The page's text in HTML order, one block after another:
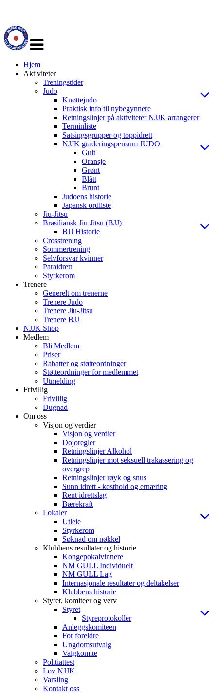
navigasjon
Hjem
Aktiviteter
Treningstider
Judo
Knøttejudo
Praktisk info til nybegynnere
Retningslinjer på aktiviteter NJJK arrangerer
Terminliste
Satsingsgrupper og toppidrett
NJJK graderingspensum JUDO
Gult
Oransje
Grønt
Blått
Brunt
Judoens historie
Japansk ordliste
Jiu-Jitsu
Brasiliansk Jiu-Jitsu (BJJ)
BJJ Historie
Crosstrening
Sommertrening
Selvforsvar kvinner
Paraidrett
Styrkerom
Trenere
Generelt om trenerne
Trenere Judo
Trenere Jiu-Jitsu
Trenere BJJ
NJJK Shop
Medlem
Bli Medlem
Priser
Rabatter og støtteordninger
Støtteordninger for medlemmet
Utmelding
Frivillig
Frivillig
Dugnad
Om oss
Visjon og verdier
Visjon og verdier
Dojoregler
Retningslinjer Alkohol
Retningslinjer mot seksuell trakassering og
overgrep
Retningslinjer røyk og snus
Sunn idrett - kosthold og ernæring
Rent idrettslag
Bærekraft
Lokaler
Utleie
Styrkerom
Søknad om nøkkel
Klubbens resultater og historie
Kongepokalvinnere
NM GULL Individuelt
NM GULL Lag
Internasjonale resultater og deltakelser
Klubbens historie
Styret, komiteer og verv
Styret
Styreprotokoller
Anleggskomiteen
For foreldre
Ungdomsutvalg
Valgkomite
Politiattest
Lov NJJK
Varsling
Kontakt oss